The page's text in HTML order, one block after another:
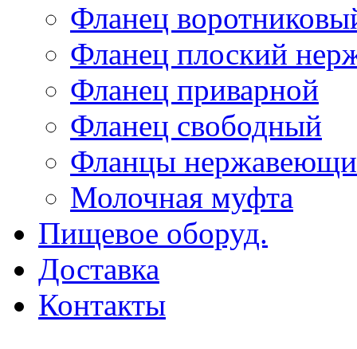
Фланец
Фланец плоский
Фланец приварной
Фланец свободный
Фланцы
Молочная муфта
Пищевое оборуд.
Доставка
Контакты